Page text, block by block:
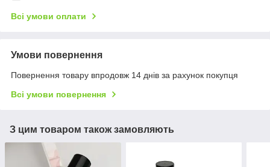
Всі умови оплати
Умови повернення
Повернення товару впродовж 14 днів за рахунок покупця
Всі умови повернення
З цим товаром також замовляють